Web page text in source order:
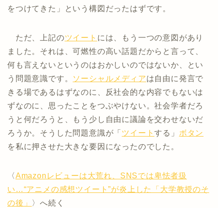
をつけてきた」という構図だったはずです。
ただ、上記のツイート には、もう一つの意図があり
ました。それは、可燃性の高い話題だからと言って、
何も言えないというのはおかしいのではないか、とい
う問題意識です。 ソーシャルメディアは自由に発言で
きる場であるはずなのに、反社会的な内容でもないは
ずなのに、思ったことをつぶやけない。社会学者だろ
うと何だろうと、もう少し自由に議論を交わせないだ
ろうか。そうした問題意識が「 ツイートする」 ボタン
を私に押させた大きな要因になったのでした。
〈Amazonレビューは大荒れ、SNSでは卑怯者扱
い…“アニメの感想ツイート”が炎上した「大学教授のそ
の後」 〉へ続く